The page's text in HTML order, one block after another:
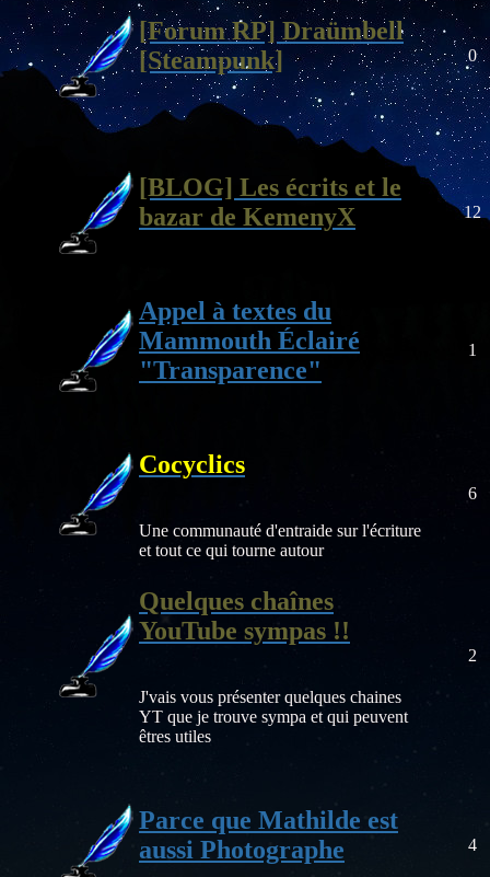
[Forum RP] Draümbell
[Steampunk]
0
[BLOG] Les écrits et le
bazar de KemenyX
12
Appel à textes du
Mammouth Éclairé
"Transparence"
1
Cocyclics
Une communauté d'entraide sur l'écriture
et tout ce qui tourne autour
6
Quelques chaînes
YouTube sympas !!
J'vais vous présenter quelques chaines
YT que je trouve sympa et qui peuvent
êtres utiles
2
Parce que Mathilde est
aussi Photographe
4